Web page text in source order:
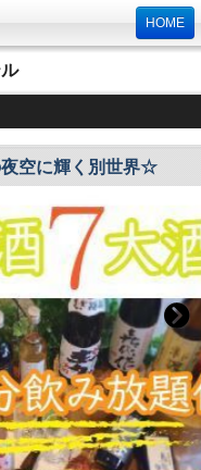
HOME
空に輝く別世界☆